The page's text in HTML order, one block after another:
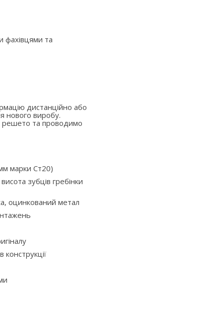
фахівцями та
дистанційно або
нового виробу.
решето та проводимо
марки Ст20)
зубців гребінки
оцинкований метал